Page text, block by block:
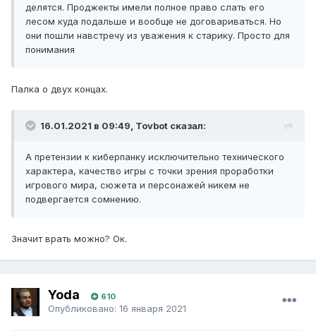
делятся. Проджекты имели полное право слать его
лесом куда подальше и вообще не договариваться. Но
они пошли навстречу из уважения к старику. Просто для
понимания
Палка о двух концах.
16.01.2021 в 09:49, Tovbot сказал:
А претензии к киберпанку исключительно технического
характера, качество игры с точки зрения проработки
игрового мира, сюжета и персонажей никем не
подвергается сомнению.
Значит врать можно? Ок.
Yoda 610
Опубликовано: 16 января 2021